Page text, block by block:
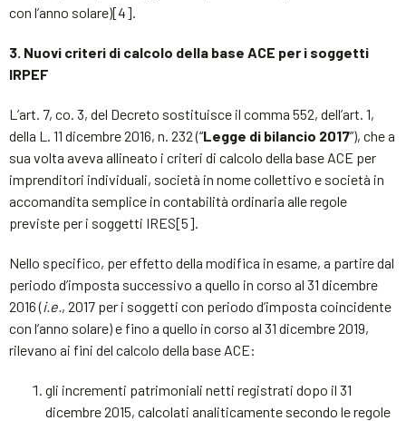
con l’anno solare)[4].
3. Nuovi criteri di calcolo della base ACE per i soggetti
IRPEF
L’art. 7, co. 3, del Decreto sostituisce il comma 552, dell’art. 1,
della L. 11 dicembre 2016, n. 232 (“Legge di bilancio 2017”), che a
sua volta aveva allineato i criteri di calcolo della base ACE per
imprenditori individuali, società in nome collettivo e società in
accomandita semplice in contabilità ordinaria alle regole
previste per i soggetti IRES[5].
Nello specifico, per effetto della modifica in esame, a partire dal
periodo d’imposta successivo a quello in corso al 31 dicembre
2016 (i.e., 2017 per i soggetti con periodo d’imposta coincidente
con l’anno solare) e fino a quello in corso al 31 dicembre 2019,
rilevano ai fini del calcolo della base ACE:
gli incrementi patrimoniali netti registrati dopo il 31
dicembre 2015, calcolati analiticamente secondo le regole